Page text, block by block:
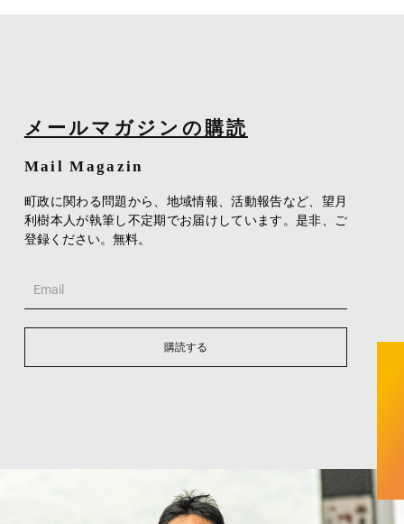
メールマガジンの購読
Mail Magazin
町政に関わる問題から、地域情報、活動報告など、望月
利樹本人が執筆し不定期でお届けしています。是非、ご
登録ください。無料。
Email
購読する